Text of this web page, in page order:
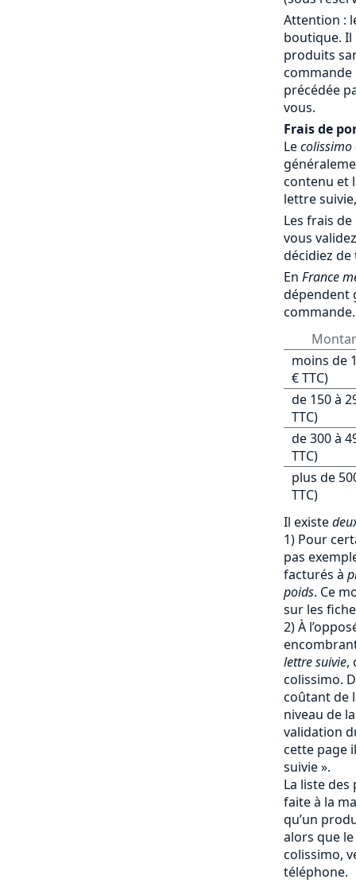
Attention :
boutique. Il
produits
précédée
vous.
Frais de
Lecolissimo
contenu et
lettre
Les frais
vous
décidiez
En France
dépendent
commande.
moins de
€ TTC)
de 150 à
TTC)
de 300 à
TTC)
plus de
TTC)
Il existe
1) Pour
pas
facturés à
poids. Ce
sur les
2) À
lettre suivie,
colissimo.
coûtant de
niveau de
validation
cette page
suivie ».
La liste
faite à la
qu’un
alors que
colissimo,
téléphone.